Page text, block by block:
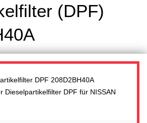
(DPF)
Dieselpartikelfilter DPF für NISSAN